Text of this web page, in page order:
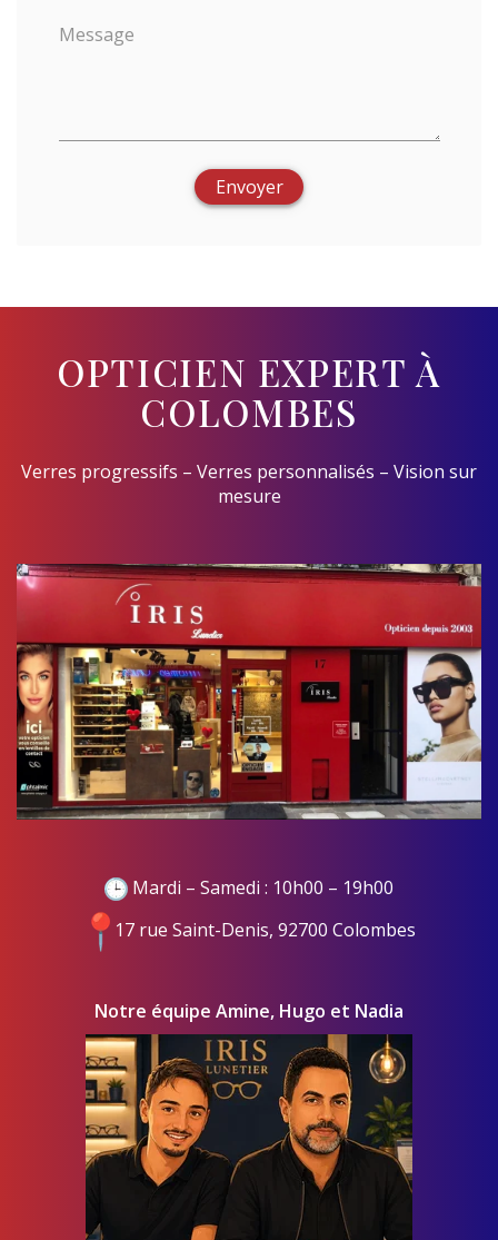
Message
Envoyer
OPTICIEN EXPERT À
COLOMBES
Verres progressifs – Verres personnalisés – Vision sur
mesure
Mardi – Samedi : 10h00 – 19h00
17 rue Saint-Denis, 92700 Colombes
Notre équipe Amine, Hugo et Nadia